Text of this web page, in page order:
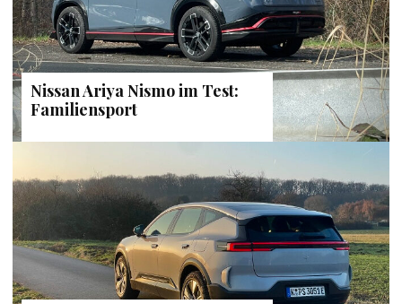
Nissan Ariya Nismo im Test:
Familiensport